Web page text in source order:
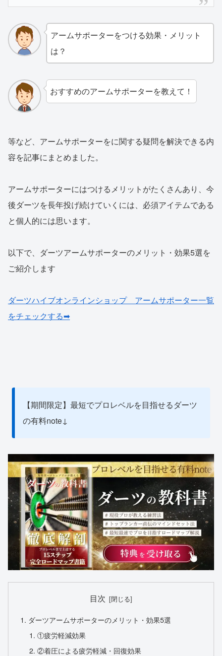
アームサポーターをつける効果・メリット
は？
おすすめのアームサポーターを教えて！
等など、アームサポーターをに関する疑問を解決できる内
容を記事にまとめました。
アームサポーターにはつけるメリットがたくさんあり、今
後ダーツを長年投げ続けていくには、必須アイテムである
と個人的には思います。
以下で、ダーツアームサポーターのメリット・効果5選を
ご紹介します
ダーツハイブオンラインショップ アームサポーター一覧
をチェックする➡
【期間限定】最短でプロレベルを目指せるダーツ
の有料note↓
目次
ダーツアームサポーターのメリット・効果5選
①疲労軽減効果
②着圧による疲労軽減・回復効果